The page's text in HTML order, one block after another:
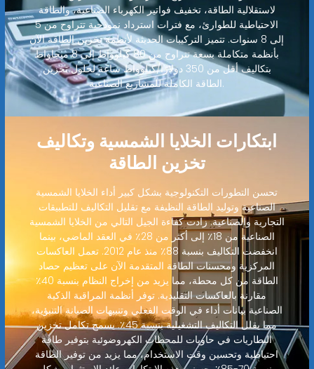
لاستقلالية الطاقة، تخفيف فواتير الكهرباء الصناعية، والطاقة
الاحتياطية للطوارئ، مع فترات استرداد نموذجية تتراوح من 5
إلى 8 سنوات. تتميز التركيبات الحديثة لأنظمة تخزين الطاقة الآن
بأنظمة متكاملة بسعة تتراوح من 80 كيلوواط إلى 8 ميجاواط
بتكاليف أقل من 350 دولارًا/كيلوواط ساعة لحلول تخزين
الطاقة الكاملة للمشاريع الصناعية.
ابتكارات الخلايا الشمسية وتكاليف
تخزين الطاقة
تحسن التطورات التكنولوجية بشكل كبير أداء الخلايا الشمسية
الصناعية وتوليد الطاقة النظيفة مع تقليل التكاليف للتطبيقات
التجارية والصناعية. زادت كفاءة الجيل التالي من الخلايا الشمسية
الصناعية من 18٪ إلى أكثر من 28٪ في العقد الماضي، بينما
انخفضت التكاليف بنسبة 88٪ منذ عام 2012. تعمل العاكسات
المركزية ومحسنات الطاقة المتقدمة الآن على تعظيم حصاد
الطاقة من كل محطة، مما يزيد من إخراج النظام بنسبة 40٪
مقارنة بالعاكسات التقليدية. توفر أنظمة المراقبة الذكية
الصناعية بيانات أداء في الوقت الفعلي وتنبيهات الصيانة التنبؤية،
مما يقلل التكاليف التشغيلية بنسبة 45٪. يسمح تكامل تخزين
البطاريات في حاويات للمحطات الكهروضوئية بتوفير طاقة
احتياطية وتحسين وقت الاستخدام، مما يزيد من توفير الطاقة